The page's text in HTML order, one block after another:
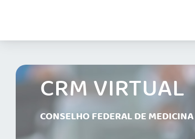
CRM VIRTUAL
CONSELHO FEDERAL DE MEDICINA